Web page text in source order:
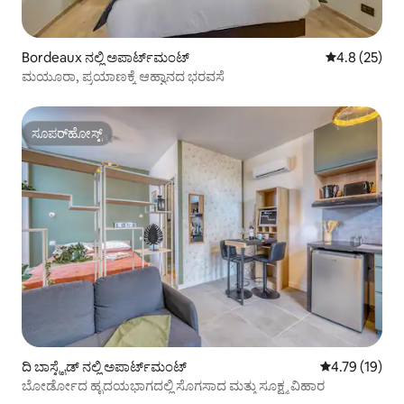
Bordeaux ನಲ್ಲಿ ಅಪಾರ್ಟ್‌ಮಂಟ್ 5 ರಲ್ಲಿ 4.8
4.8 (25)
ಮಯೂರಾ, ಪ್ರಯಾಣಕ್ಕೆ ಆಹ್ವಾನದ ಭರವಸೆ
ಸೂಪರ್‌ಹೋಸ್ಟ್
ಸೂಪರ್‌ಹೋಸ್ಟ್
ದಿ ಬಾಸ್ಟೈಡ್ ನಲ್ಲಿ ಅಪಾರ್ಟ್‌ಮಂಟ್ 5 ರಲ್ಲಿ 4.79
4.79 (19)
ಬೋರ್ಡೋದ ಹೃದಯಭಾಗದಲ್ಲಿ ಸೊಗಸಾದ ಮತ್ತು ಸೂಕ್ಷ್ಮ ವಿಹಾರ